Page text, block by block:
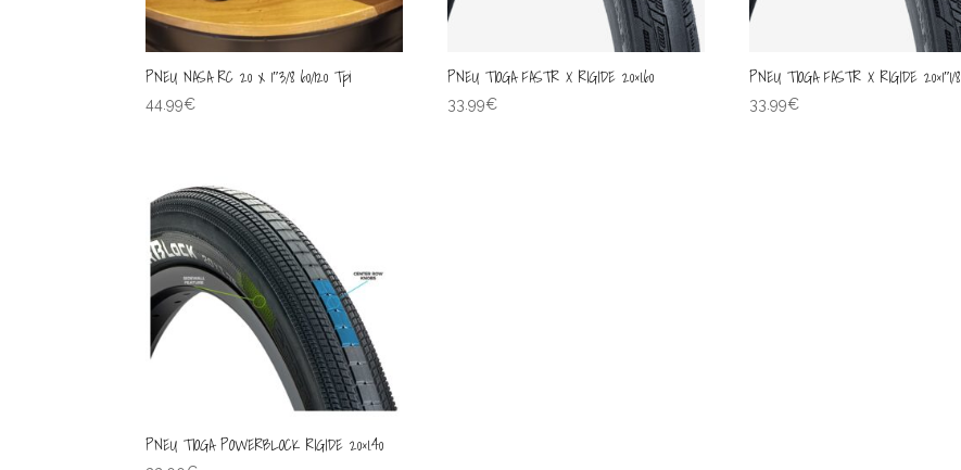
PNEU NASA RC 20 x 1″3/8 60/120 Tpi
44.99€
PNEU TIOGA FASTR X RIGIDE 20×1.60
33.99€
PNEU TIOGA FASTR X RIGIDE 20×1″1/8
33.99€
PNEU TIOGA POWERBLOCK RIGIDE 20×1.40